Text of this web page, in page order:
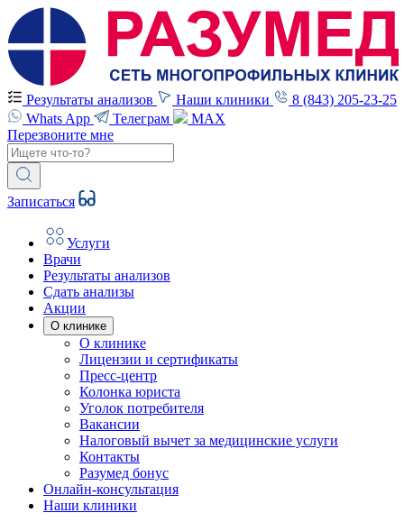
Результаты анализов Наши клиники
8 (843) 205-23-25
Whats App
Телеграм
MAX
Перезвоните мне
Записаться
Услуги
Врачи
Результаты анализов
Сдать анализы
Акции
О клинике
О клинике
Лицензии и сертификаты
Пресс-центр
Колонка юриста
Уголок потребителя
Вакансии
Налоговый вычет за медицинские услуги
Контакты
Разумед бонус
Онлайн-консультация
Наши клиники